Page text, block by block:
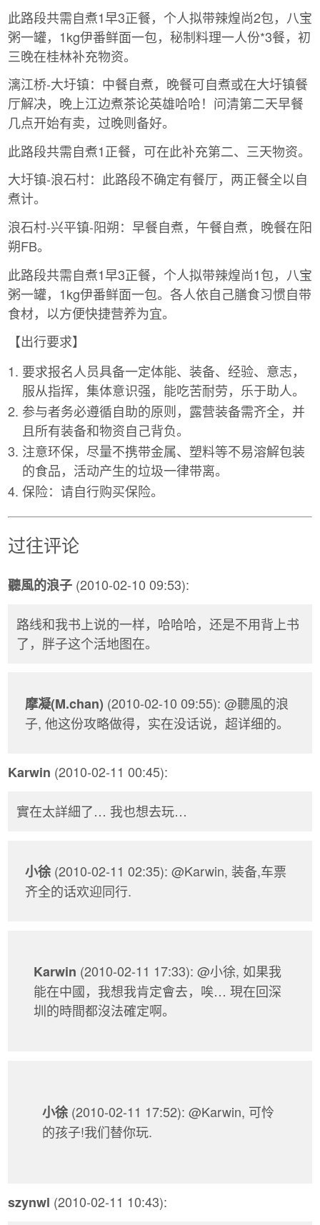
此路段共需自煮1早3正餐，个人拟带辣煌尚2包，八宝
粥一罐，1kg伊番鲜面一包，秘制料理一人份*3餐，初
三晚在桂林补充物资。
漓江桥-大圩镇：中餐自煮，晚餐可自煮或在大圩镇餐
厅解决，晚上江边煮茶论英雄哈哈！问清第二天早餐
几点开始有卖，过晚则备好。
此路段共需自煮1正餐，可在此补充第二、三天物资。
大圩镇-浪石村：此路段不确定有餐厅，两正餐全以自
煮计。
浪石村-兴平镇-阳朔：早餐自煮，午餐自煮，晚餐在阳
朔FB。
此路段共需自煮1早3正餐，个人拟带辣煌尚1包，八宝
粥一罐，1kg伊番鲜面一包。各人依自己膳食习惯自带
食材，以方便快捷营养为宜。
【出行要求】
要求报名人员具备一定体能、装备、经验、意志，
服从指挥，集体意识强，能吃苦耐劳，乐于助人。
参与者务必遵循自助的原则，露营装备需齐全，并
且所有装备和物资自己背负。
注意环保，尽量不携带金属、塑料等不易溶解包装
的食品，活动产生的垃圾一律带离。
保险：请自行购买保险。
过往评论
聽風的浪子 (2010-02-10 09:53):
路线和我书上说的一样，哈哈哈，还是不用背上书
了，胖子这个活地图在。
摩凝(M.chan) (2010-02-10 09:55): @聽風的浪
子, 他这份攻略做得，实在没话说，超详细的。
Karwin (2010-02-11 00:45):
實在太詳細了… 我也想去玩…
小徐 (2010-02-11 02:35): @Karwin, 装备,车票
齐全的话欢迎同行.
Karwin (2010-02-11 17:33): @小徐, 如果我
能在中國，我想我肯定會去，唉… 現在回深
圳的時間都沒法確定啊。
小徐 (2010-02-11 17:52): @Karwin, 可怜
的孩子!我们替你玩.
szynwl (2010-02-11 10:43):